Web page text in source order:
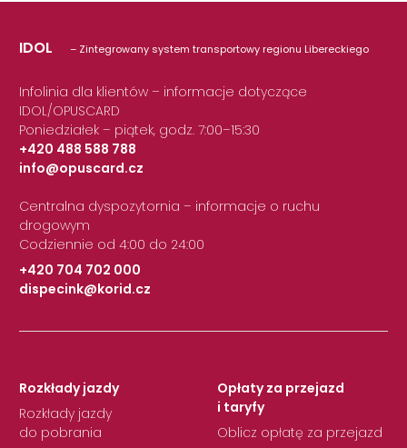
IDOL – Zintegrowany system transportowy regionu Libereckiego
Infolinia dla klientów – informacje dotyczące
IDOL/OPUSCARD
Poniedziałek – piątek, godz. 7:00–15:30
+420 488 588 788
|
info@opuscard.cz
Centralna dyspozytornia – informacje o ruchu
drogowym
Codziennie od 4:00 do 24:00
+420 704 702 000
|
dispecink@korid.cz
Rozkłady jazdy
Rozkłady jazdy
do pobrania
Opłaty za przejazd
i taryfy
Oblicz opłatę za przejazd